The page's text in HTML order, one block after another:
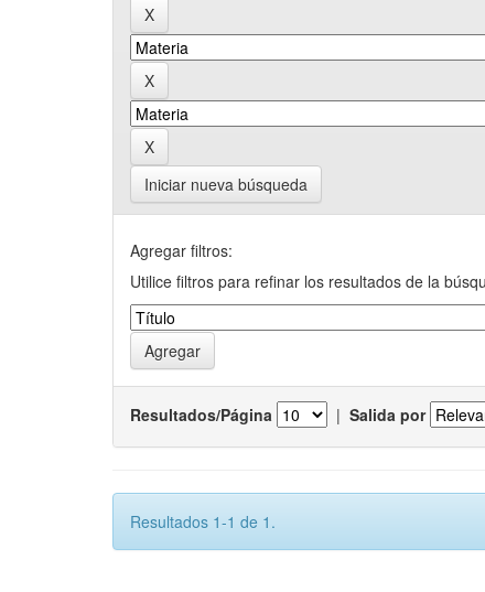
Iniciar nueva búsqueda
Agregar filtros:
Utilice filtros para refinar los resultados de la
Resultados/Página | Salida por
Resultados 1-1 de 1.